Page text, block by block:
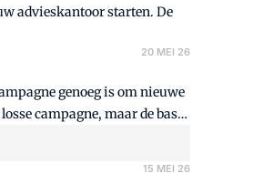
advieskantoor starten. De
20 MEI 26
genoeg is om nieuwe
campagne, maar de basis
15 MEI 26